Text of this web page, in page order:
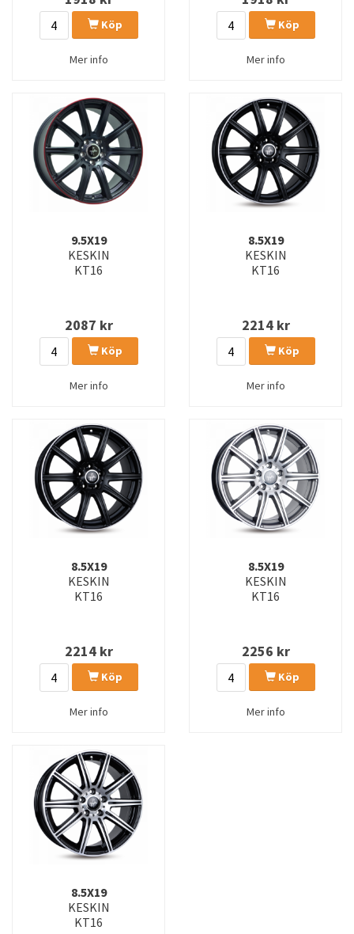
Köp
Mer info
Köp
Mer info
9.5X19
KESKIN
KT16
2087 kr
Köp
Mer info
8.5X19
KESKIN
KT16
2214kr
Köp
Mer info
8.5X19
KESKIN
KT16
2214kr
Köp
Mer info
8.5X19
KESKIN
KT16
2256 kr
Köp
Mer info
8.5X19
KESKIN
KT16